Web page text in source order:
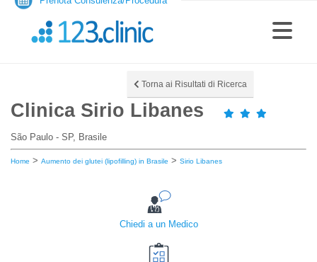
Torna ai Risultati di Ricerca
Clinica Sirio Libanes
São Paulo - SP, Brasile
Home > Aumento dei glutei (lipofilling) in Brasile > Sirio Libanes
Chiedi a un Medico